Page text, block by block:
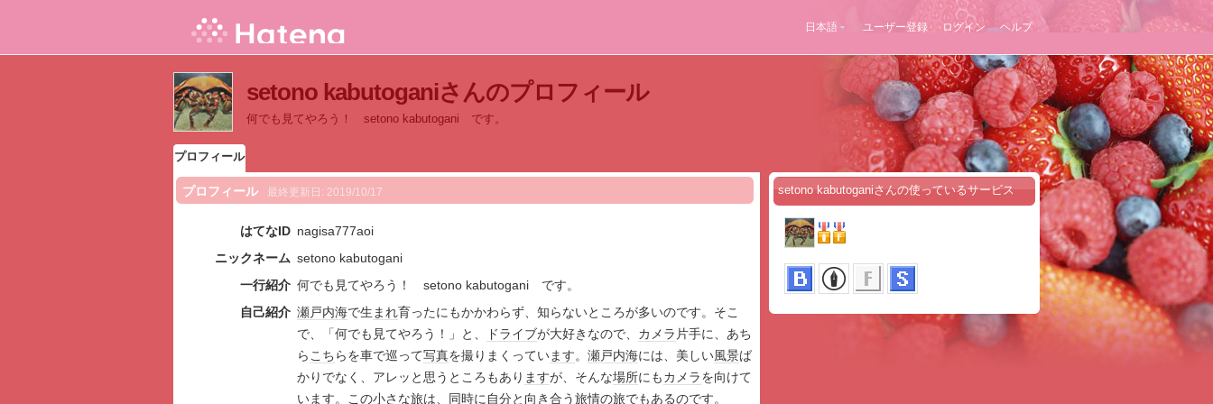
日本語 ユーザー登録 ログイン ヘルプ
setono kabutoganiさんのプロフィール
何でも見てやろう！ setono kabutogani です。
プロフィール
プロフィール 最終更新日: 2019/10/17
はてなID nagisa777aoi
ニックネーム setono kabutogani
一行紹介 何でも見てやろう！ setono kabutogani です。
自己紹介 瀬戸内海で生まれ育ったにもかかわらず、知らないところが多いのです。そこ
で、「何でも見てやろう！」と、
ドライブが大好きなので、 カメラ 片手に、あち
らこちらを車で巡って写真を撮りまくっています。 瀬戸内海には、美しい風景ば
かりでなく、アレッと思うところもあり ますが、そんな場所にもカメラを向けて
います。この小さな旅は、同時に自分と向き合う旅情の旅でもあるのです。
setono kabutoganiさんの使っているサービス